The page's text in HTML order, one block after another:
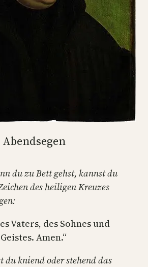
Abendsegen
du zu Bett gehst, kannst du
des heiligen Kreuzes
Vaters, des Sohnes und
Amen.“
du kniend oder stehend das